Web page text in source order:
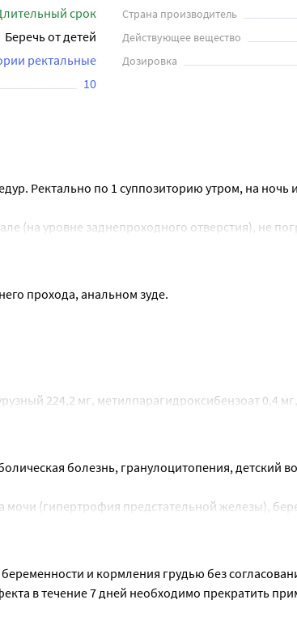
срок Страна производитель
Беречь от детей Действующее вещество
ректальные Дозировка
10
Ректально по 1 суппозиторию утром, на ночь
(на уровне заднепроходного отверстия), не
прохода, анальном зуде.
224,2 мг, метилпарагидроксибензоат 0,4 мг,
болезнь, гранулоцитопения, детский
(гипертрофия предстательной железы),
нет. Возможно применение для лечения
польза для матери превышает возможный риск
и кормления грудью без
в течение 7 дней необходимо прекратить